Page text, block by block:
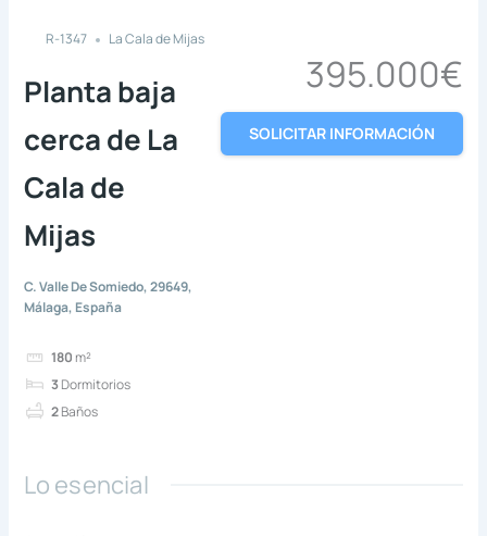
R-1347 La Cala de Mijas
Planta baja
cerca de La
Cala de
Mijas
C. Valle De Somiedo, 29649,
Málaga, España
180 m²
3 Dormitorios
2 Baños
395.000€
SOLICITAR INFORMACIÓN
Lo esencial